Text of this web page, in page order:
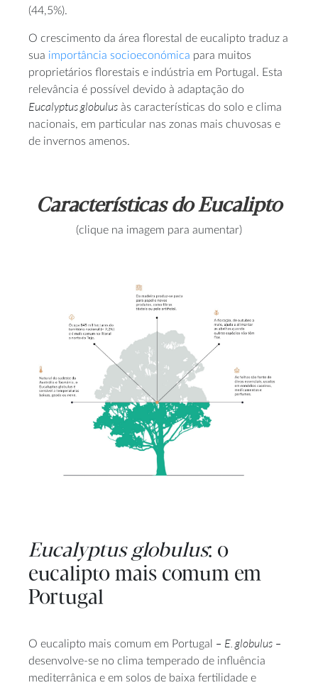
(44,5%).
O crescimento da área florestal de eucalipto traduz a
sua importância socioeconómica para muitos
proprietários florestais e indústria em Portugal. Esta
relevância é possível devido à adaptação do
Eucalyptus globulus às características do solo e clima
nacionais, em particular nas zonas mais chuvosas e
de invernos amenos.
Características do Eucalipto
(clique na imagem para aumentar)
Eucalyptus globulus: o
eucalipto mais comum em
Portugal
O eucalipto mais comum em Portugal – E. globulus –
desenvolve-se no clima temperado de influência
mediterrânica e em solos de baixa fertilidade e